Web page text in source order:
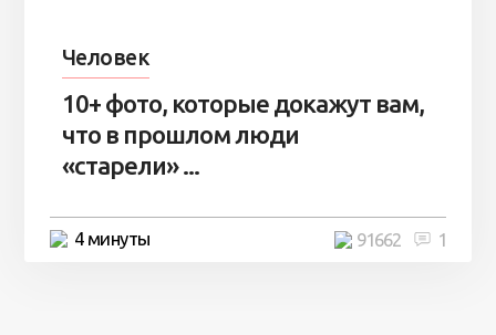
Человек
10+ фото, которые докажут вам,
что в прошлом люди
«старели» ...
4 минуты 1
91662